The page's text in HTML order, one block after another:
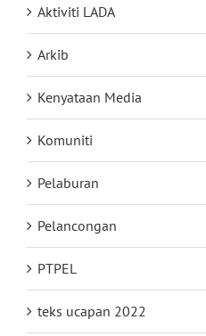
Aktiviti LADA
Arkib
Kenyataan Media
Komuniti
Pelaburan
Pelancongan
PTPEL
teks ucapan 2022